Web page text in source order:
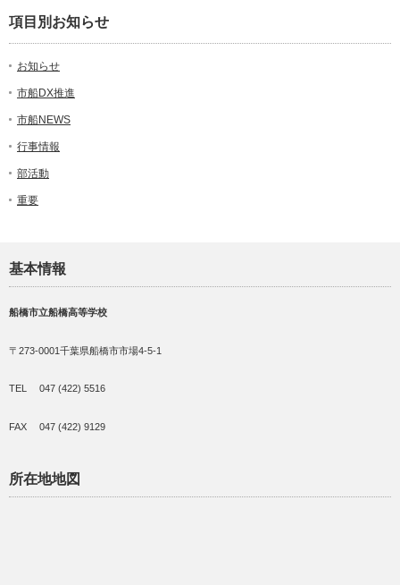
項目別お知らせ
お知らせ
市船DX推進
市船NEWS
行事情報
部活動
重要
基本情報
船橋市立船橋高等学校
〒273-0001千葉県船橋市市場4-5-1
TEL 047 (422) 5516
FAX 047 (422) 9129
所在地地図